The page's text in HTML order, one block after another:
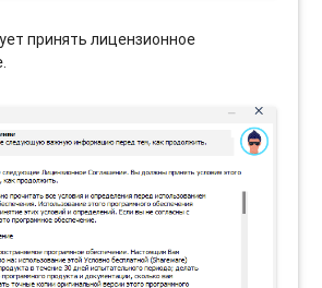
принять лицензионное